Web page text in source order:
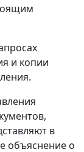
и копии
в
объяснение о